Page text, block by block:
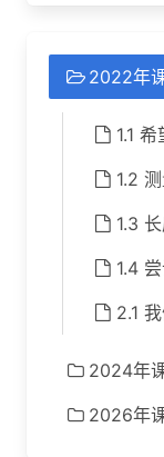
2022年
1.1
1.2
1.3
1.4
2.1
2024年
2026年